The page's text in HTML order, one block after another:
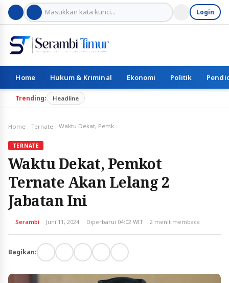
Login
Home Hukum & Kriminal Ekonomi Politik
Trending: Headline
Home Ternate Waktu Dekat, Pemkot Ternate Akan Lelang 2 Jabatan Ini
TERNATE
Waktu Dekat, Pemkot
Ternate Akan Lelang 2
Jabatan Ini
Serambi Juni 11, 2024 Diperbarui 04:02 WIT 2 menit membaca
Bagikan: